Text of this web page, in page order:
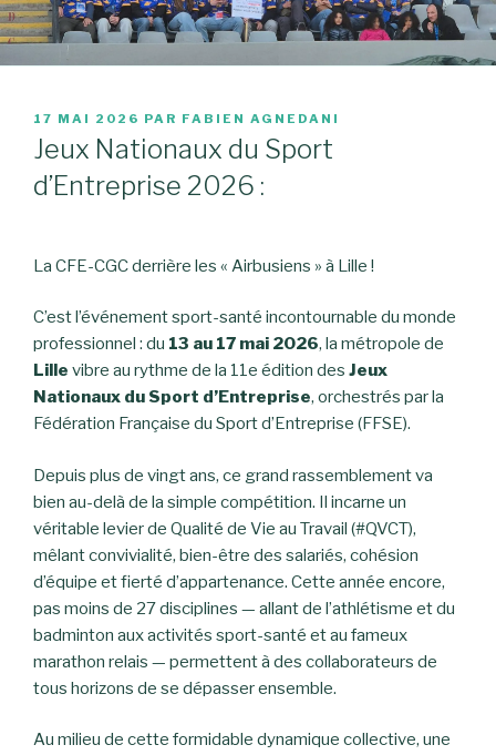
PUBLIÉ
LE
17 MAI 2026 PAR FABIEN AGNEDANI
Jeux Nationaux du Sport
d’Entreprise 2026 :
La CFE-CGC derrière les « Airbusiens » à Lille !
C’est l’événement sport-santé incontournable du monde
professionnel : du 13 au 17 mai 2026, la métropole de
Lille vibre au rythme de la 11e édition des Jeux
Nationaux du Sport d’Entreprise, orchestrés par la
Fédération Française du Sport d’Entreprise (FFSE).
Depuis plus de vingt ans, ce grand rassemblement va
bien au-delà de la simple compétition. Il incarne un
véritable levier de Qualité de Vie au Travail (#QVCT),
mêlant convivialité, bien-être des salariés, cohésion
d’équipe et fierté d’appartenance. Cette année encore,
pas moins de 27 disciplines — allant de l’athlétisme et du
badminton aux activités sport-santé et au fameux
marathon relais — permettent à des collaborateurs de
tous horizons de se dépasser ensemble.
Au milieu de cette formidable dynamique collective, une